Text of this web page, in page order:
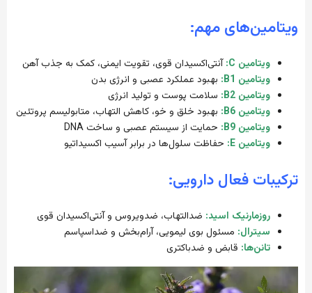
ویتامین‌های مهم:
ویتامین C:
آنتی‌اکسیدان قوی، تقویت ایمنی، کمک به جذب آهن
ویتامین B1:
بهبود عملکرد عصبی و انرژی بدن
ویتامین B2
: سلامت پوست و تولید انرژی
ویتامین B6:
بهبود خلق و خو، کاهش التهاب، متابولیسم پروتئین
ویتامین B9:
حمایت از سیستم عصبی و ساخت DNA
ویتامین E:
حفاظت سلول‌ها در برابر آسیب اکسیداتیو
ترکیبات فعال دارویی:
روزمارنیک اسید: ضدالتهاب، ضدویروس و آنتی‌اکسیدان قوی
سیترال: مسئول بوی لیمویی، آرام‌بخش و ضداسپاسم
تانن‌ها: قابض و ضدباکتری